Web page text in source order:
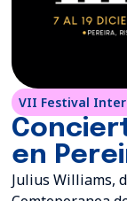
VII Festival
en
Julius Williams,